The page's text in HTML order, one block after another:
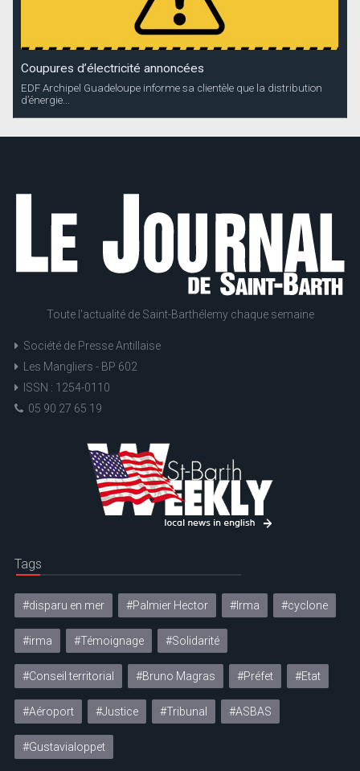
Coupures d’électricité annoncées
EDF Archipel Guadeloupe informe sa clientèle que la distribution
d’énergie...
Toute l'actualité de Saint-Barthélemy chaque semaine
Société de Presse Antillaise
Les Mangliers - BP 602
ISSN : 1254-0110
05 90 27 65 19
Tags
#disparu en mer #Palmier Hector #Irma #cyclone
#irma #Témoignage #Solidarité
#Conseil territorial #Bruno Magras #Préfet #Etat
#Aéroport #Justice #Tribunal #ASBAS
#Gustavialoppet